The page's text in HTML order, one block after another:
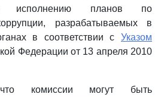
исполнению планов по
разрабатываемых в
в соответствии с Указом
Федерации от 13 апреля 2010
что комиссии могут быть